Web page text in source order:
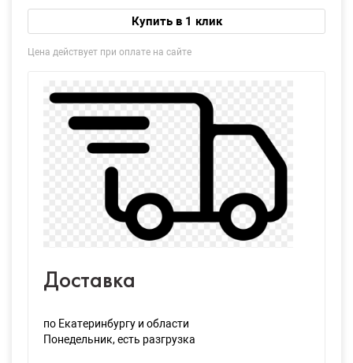
Купить в 1 клик
Цена действует при оплате на сайте
Доставка
по Екатеринбургу и области
Понедельник, есть разгрузка